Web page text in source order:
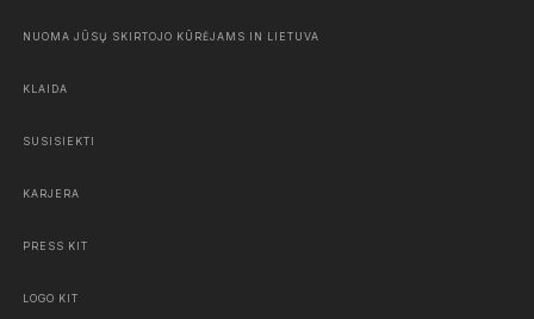
NUOMA JŪSŲ SKIRTOJO KŪRĖJAMS IN LIETUVA
KLAIDA
SUSISIEKTI
KARJERA
PRESS KIT
LOGO KIT